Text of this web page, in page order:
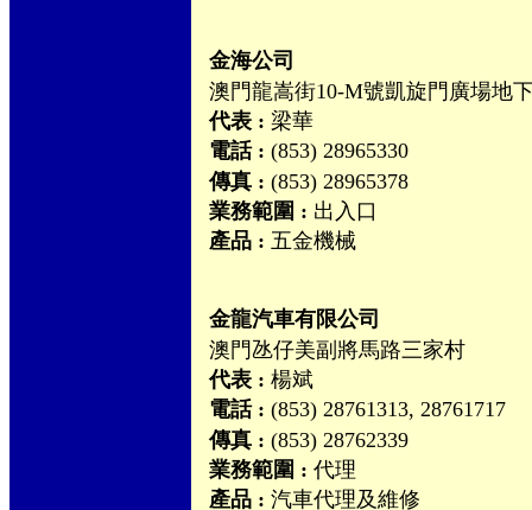
金海公司
澳門龍嵩街10-M號凱旋門廣場地
代表 :梁華
電話 :(853) 28965330
傳真 :(853) 28965378
業務範圍 : 出入口
產品 :五金機械
金龍汽車有限公司
澳門氹仔美副將馬路三家村
代表 :楊斌
電話 :(853) 28761313, 28761717
傳真 :(853) 28762339
業務範圍 :代理
產品 :汽車代理及維修